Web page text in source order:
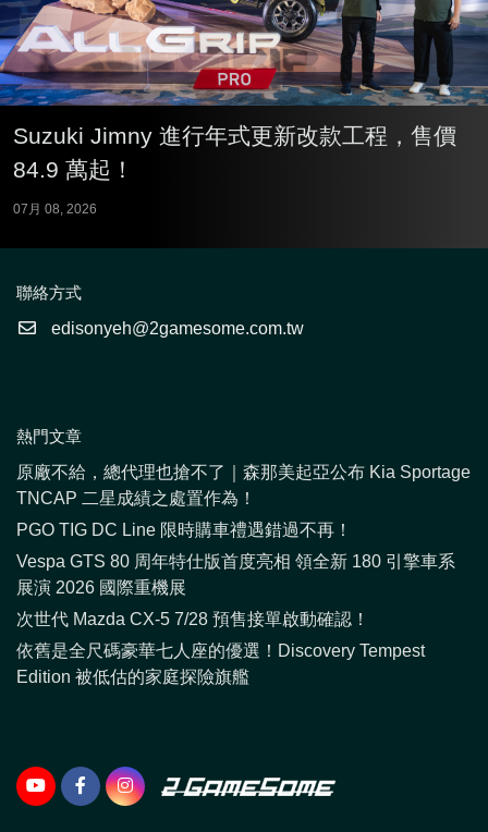
Suzuki Jimny 進行年式更新改款工程，售價
84.9 萬起！
07月 08, 2026
聯絡方式
edisonyeh@2gamesome.com.tw
熱門文章
原廠不給，總代理也搶不了｜森那美起亞公布 Kia Sportage
TNCAP 二星成績之處置作為！
PGO TIG DC Line 限時購車禮遇錯過不再！
Vespa GTS 80 周年特仕版首度亮相 領全新 180 引擎車系
展演 2026 國際重機展
次世代 Mazda CX-5 7/28 預售接單啟動確認！
依舊是全尺碼豪華七人座的優選！Discovery Tempest
Edition 被低估的家庭探險旗艦